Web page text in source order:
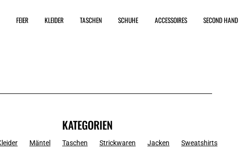
FEIER KLEIDER TASCHEN SCHUHE ACCESSOIRES SECOND HAND
KATEGORIEN
Mäntel Taschen Strickwaren Jacken Sweatshirts